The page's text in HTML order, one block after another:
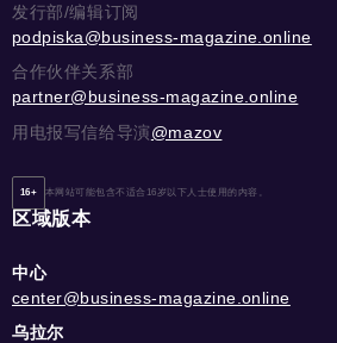
发行部/编辑订阅
podpiska@business-magazine.online
合作伙伴关系部
partner@business-magazine.online
用电报写信给导演@mazov
16+ 本网站可能包含不适合16岁以下人士使用的内容。
区域版本
中心
center@business-magazine.online
乌拉尔